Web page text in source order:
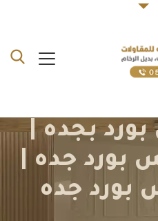
بجده |
بورد جده |
بورد جده